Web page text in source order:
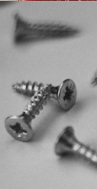
Способы,
И